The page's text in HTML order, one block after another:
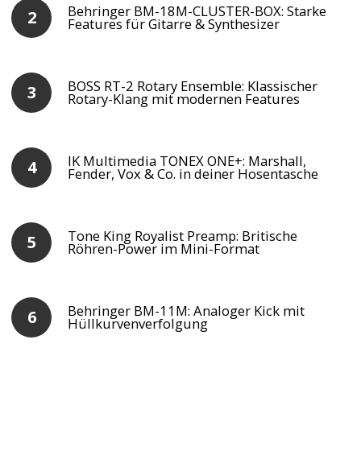
Behringer BM-18M-CLUSTER-BOX: Starke
Features für Gitarre & Synthesizer
BOSS RT-2 Rotary Ensemble: Klassischer
Rotary-Klang mit modernen Features
IK Multimedia TONEX ONE+: Marshall,
Fender, Vox & Co. in deiner Hosentasche
Tone King Royalist Preamp: Britische
Röhren-Power im Mini-Format
Behringer BM-11M: Analoger Kick mit
Hüllkurvenverfolgung